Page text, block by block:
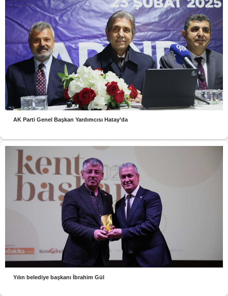
AK Parti Genel Başkan Yardımcısı Hatay’da
Yılın belediye başkanı İbrahim Gül